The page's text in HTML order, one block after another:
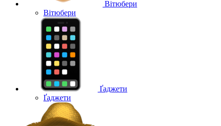
Вітюбери
Вітюбери
Ґаджети
Ґаджети